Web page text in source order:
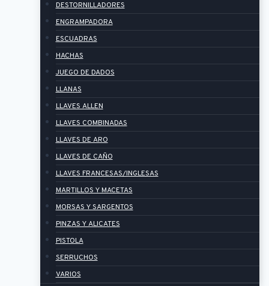
DESTORNILLADORES
ENGRAMPADORA
ESCUADRAS
HACHAS
JUEGO DE DADOS
LLANAS
LLAVES ALLEN
LLAVES COMBINADAS
LLAVES DE ARO
LLAVES DE CAÑO
LLAVES FRANCESAS/INGLESAS
MARTILLOS Y MACETAS
MORSAS Y SARGENTOS
PINZAS Y ALICATES
PISTOLA
SERRUCHOS
VARIOS